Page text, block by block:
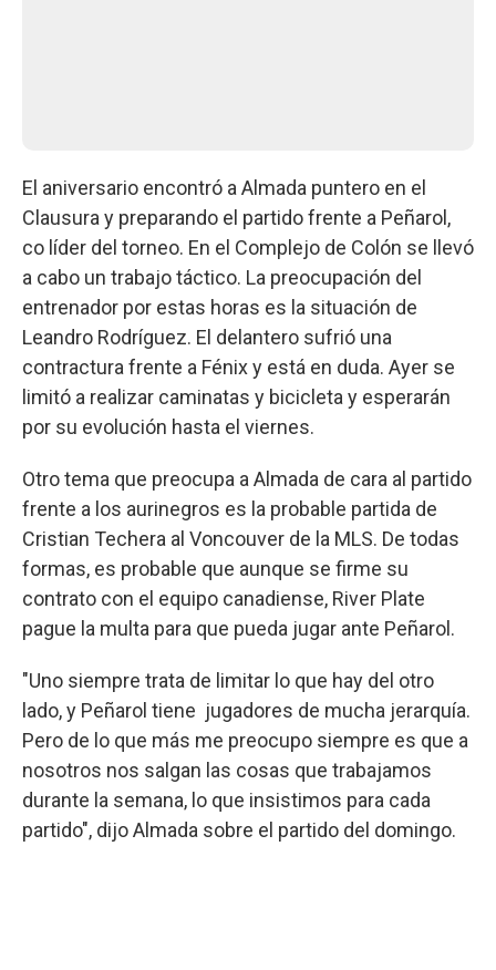
El aniversario encontró a Almada puntero en el
Clausura y preparando el partido frente a Peñarol,
co líder del torneo. En el Complejo de Colón se llevó
a cabo un trabajo táctico. La preocupación del
entrenador por estas horas es la situación de
Leandro Rodríguez. El delantero sufrió una
contractura frente a Fénix y está en duda. Ayer se
limitó a realizar caminatas y bicicleta y esperarán
por su evolución hasta el viernes.
Otro tema que preocupa a Almada de cara al partido
frente a los aurinegros es la probable partida de
Cristian Techera al Voncouver de la MLS. De todas
formas, es probable que aunque se firme su
contrato con el equipo canadiense, River Plate
pague la multa para que pueda jugar ante Peñarol.
"Uno siempre trata de limitar lo que hay del otro
lado, y Peñarol tiene jugadores de mucha jerarquía.
Pero de lo que más me preocupo siempre es que a
nosotros nos salgan las cosas que trabajamos
durante la semana, lo que insistimos para cada
partido", dijo Almada sobre el partido del domingo.